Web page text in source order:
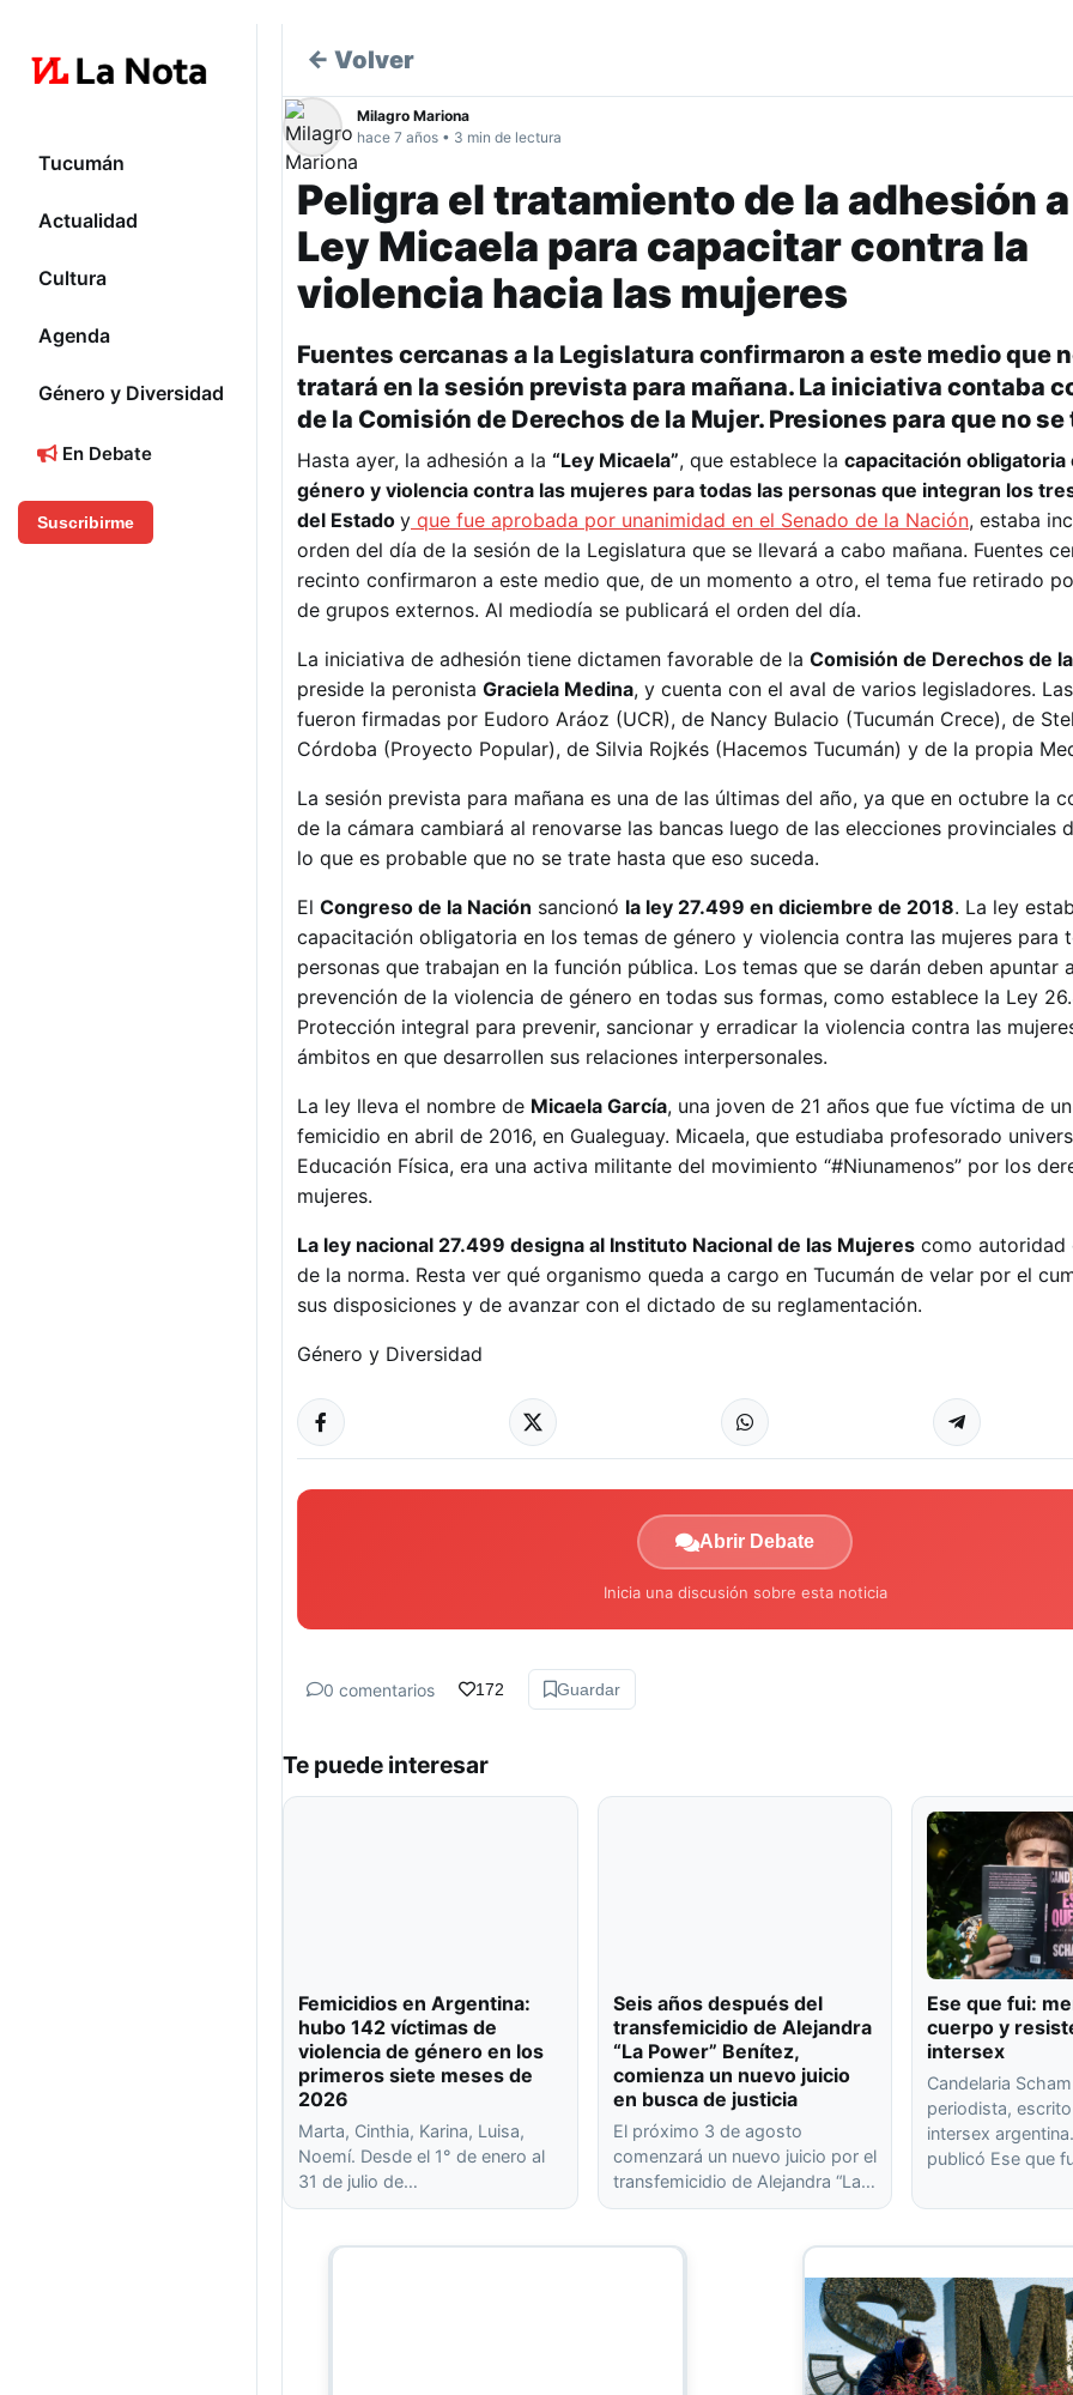
Tucumán
Actualidad
Cultura
Agenda
Género y Diversidad
En Debate
Suscribirme
← Volver
Milagro Mariona
hace 7 años • 3 min de lectura
Peligra el tratamiento de la adhesión
Ley Micaela para capacitar contra la
violencia hacia las mujeres
Fuentes cercanas a la Legislatura confirmaron a este medio que
tratará en la sesión prevista para mañana. La iniciativa contaba
de la Comisión de Derechos de la Mujer. Presiones para que no
Hasta ayer, la adhesión a la “Ley Micaela”, que establece la capacitación obligatoria
género y violencia contra las mujeres para todas las personas que integran los
del Estado y que fue aprobada por unanimidad en el Senado de la Nación, estaba
orden del día de la sesión de la Legislatura que se llevará a cabo mañana. Fuentes
recinto confirmaron a este medio que, de un momento a otro, el tema fue retirado
de grupos externos. Al mediodía se publicará el orden del día.
La iniciativa de adhesión tiene dictamen favorable de la Comisión de Derechos de
preside la peronista Graciela Medina, y cuenta con el aval de varios legisladores.
fueron firmadas por Eudoro Aráoz (UCR), de Nancy Bulacio (Tucumán Crece), de
Córdoba (Proyecto Popular), de Silvia Rojkés (Hacemos Tucumán) y de la propia
La sesión prevista para mañana es una de las últimas del año, ya que en octubre la
de la cámara cambiará al renovarse las bancas luego de las elecciones provinciales
lo que es probable que no se trate hasta que eso suceda.
El Congreso de la Nación sancionó la ley 27.499 en diciembre de 2018. La ley
capacitación obligatoria en los temas de género y violencia contra las mujeres para
personas que trabajan en la función pública. Los temas que se darán deben apuntar
prevención de la violencia de género en todas sus formas, como establece la Ley
Protección integral para prevenir, sancionar y erradicar la violencia contra las
ámbitos en que desarrollen sus relaciones interpersonales.
La ley lleva el nombre de Micaela García, una joven de 21 años que fue víctima de
femicidio en abril de 2016, en Gualeguay. Micaela, que estudiaba profesorado
Educación Física, era una activa militante del movimiento “#Niunamenos” por los
mujeres.
La ley nacional 27.499 designa al Instituto Nacional de las Mujeres como autoridad
de la norma. Resta ver qué organismo queda a cargo en Tucumán de velar por el
sus disposiciones y de avanzar con el dictado de su reglamentación.
Género y Diversidad
Abrir Debate
Inicia una discusión sobre esta noticia
0 comentarios 172 Guardar
Te puede interesar
Femicidios en Argentina:
hubo 142 víctimas de
violencia de género en los
primeros siete meses de
2026
Marta, Cinthia, Karina, Luisa,
Noemí. Desde el 1° de enero al
31 de julio de…
Seis años después del
transfemicidio de Alejandra
“La Power” Benítez,
comienza un nuevo juicio
en busca de justicia
El próximo 3 de agosto
comenzará un nuevo juicio por el
transfemicidio de Alejandra “La…
Ese que fui:
cuerpo y
intersex
Candelaria
periodista,
intersex
publicó Ese que